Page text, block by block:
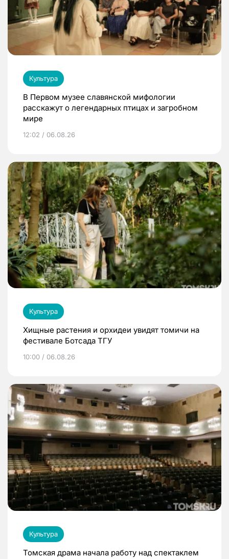
Культура
В Первом музее славянской мифологии
расскажут о легендарных птицах и загробном
мире
12:02 / 06.08.26
Культура
Хищные растения и орхидеи увидят томичи на
фестивале Ботсада ТГУ
10:00 / 06.08.26
Культура
Томская драма начала работу над спектаклем